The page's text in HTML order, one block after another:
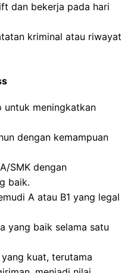
dan bekerja pada hari
kriminal atau riwayat
untuk meningkatkan
dengan kemampuan
SMK dengan
baik.
A atau B1 yang legal
yang baik selama satu
kuat, terutama